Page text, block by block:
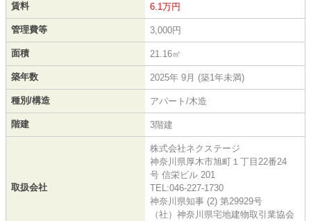
賃料 6.1万円
管理費等 3,000円
面積 21.16㎡
築年数 2025年 9月 (築1年未満)
種別/構造 アパート/木造
階建 3階建
取扱会社
株式会社ネクステージ
神奈川県厚木市旭町１丁目22番24
号 信栄ビル 201
TEL:046-227-1730
神奈川県知事 (2) 第29929号
（社）神奈川県宅地建物取引業協会